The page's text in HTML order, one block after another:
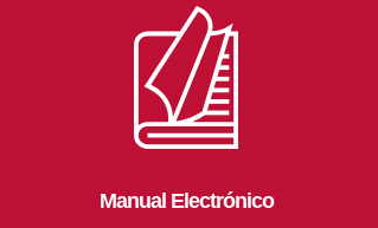
Manual Electrónico